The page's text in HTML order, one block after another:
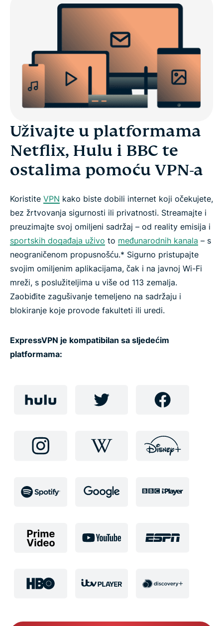
Međunarodni streaming
Društvene mreže
Slanje poruka i alati
Igre i glazba
Praktični vodiči
Najčešća pitanja: Streaming uz VPN
Kako nabaviti VPN
Počnite streamati uz ExpressVPN
Zašto koristiti ExpressVPN?
Nabavite ExpressVPN već danas i deblokirajte sve
što vam internet može ponuditi
Uživajte u platformama
Netflix, Hulu i BBC te
ostalima pomoću VPN-a
Koristite VPN kako biste dobili internet koji očekujete,
bez žrtvovanja sigurnosti ili privatnosti. Streamajte i
preuzimajte svoj omiljeni sadržaj – od reality emisija i
sportskih događaja uživo to međunarodnih kanala – s
neograničenom propusnošću.* Sigurno pristupajte
svojim omiljenim aplikacijama, čak i na javnoj Wi-Fi
mreži, s poslužiteljima u više od 113 zemalja.
Zaobiđite zagušivanje temeljeno na sadržaju i
blokiranje koje provode fakulteti ili uredi.
ExpressVPN je kompatibilan sa sljedećim
platformama: